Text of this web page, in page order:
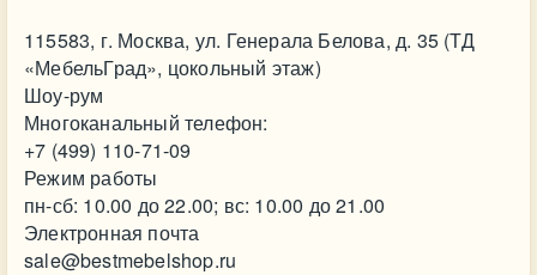
115583, г. Москва, ул. Генерала Белова, д. 35 (ТД
«МебельГрад», цокольный этаж)
Шоу-рум
Многоканальный телефон:
+7 (499) 110-71-09
Режим работы
пн-сб: 10.00 до 22.00; вс: 10.00 до 21.00
Электронная почта
sale@bestmebelshop.ru